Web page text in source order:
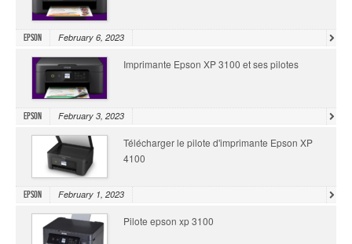
Epson February 6, 2023
Imprimante Epson XP 3100 et ses pilotes
Epson February 3, 2023
Télécharger le pilote d'imprimante Epson XP
4100
Epson February 1, 2023
Pilote epson xp 3100